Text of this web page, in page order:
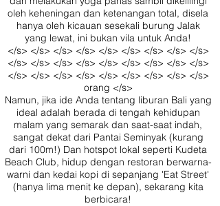
oleh keheningan dan ketenangan total, disela
hanya oleh kicauan sesekali burung Jalak
yang lewat, ini bukan vila untuk Anda!
</s> </s> </s> </s> </s> </s> </s> </s> </s>
</s> </s> </s> </s> </s> </s> </s> </s> </s>
</s> </s> </s> </s> </s> </s> </s> </s> </s>
orang </s>
Namun, jika ide Anda tentang liburan Bali yang
ideal adalah berada di tengah kehidupan
malam yang semarak dan saat-saat indah,
sangat dekat dari Pantai Seminyak (kurang
dari 100m!) Dan hotspot lokal seperti Kudeta
Beach Club, hidup dengan restoran berwarna-
warni dan kedai kopi di sepanjang 'Eat Street'
(hanya lima menit ke depan), sekarang kita
berbicara!